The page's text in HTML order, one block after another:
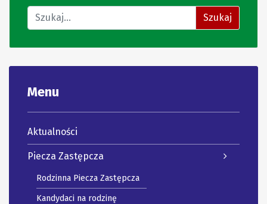
Znajdź na stronie Szukaj
Menu
Aktualności
Piecza Zastępcza
Rodzinna Piecza Zastępcza
Kandydaci na rodzinę